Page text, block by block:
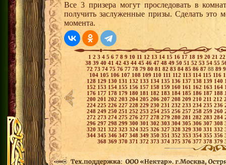
Все 3 призера могут проследовать в
получить заслуженные призы. Сделать это
момента.
1 2 3 4 5 6 7 8 9 10 11 12 13 14 15 16 17 18 19 20 21
38 39 40 41 42 43 44 45 46 47 48 49 50 51 52 53 54 55
72 73 74 75 76 77 78 79 80 81 82 83 84 85 86 87 88 89
104 105 106 107 108 109 110 111 112 113 114 115 116
128 129 130 131 132 133 134 135 136 137138 139 140
152 153 154 155 156 157 158 159 160 161 162 163 164
176 177 178 179 180 181 182 183 184 185 186 187 188
200 201 202 203 204 205 206 207 208 209 210 211 212
224 225 226 227 228 229230 231 232 233 234 235 236
248 249 250 251 252 253 254 255 256 257 258 259 260
272 273 274 275 276 277 278 279 280 281 282 283 284
296 297 298 299 300 301 302 303 304 305 306 307 308
320 321 322 323 324 325 326 327 328 329 330 331 332
344 345 346 347 348 349 350 351 352 353 354 355 356
368 369 370 371 372 373 374 375 376377 378 379